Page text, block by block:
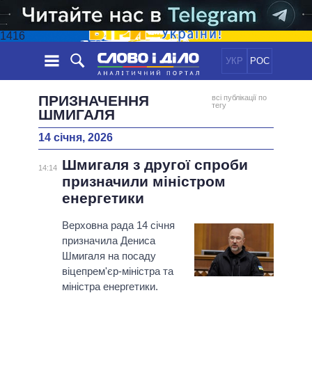
1416
УКР РОС
НОВИНИ
СТРІЧКА
ПОДІЇ
СТАТТІ
ДУМКИ
ДАЙДЖЕСТИ
ПОЛІТИКА
ЕКОНОМІКА
СУСПІЛЬСТВО
ОБIЦЯНКИ
ПОЛIТИКИ
УСІ ПОЛІТИКИ
ВЕРХОВНА РАДА
КАБІНЕТ МІНІСТРІВ
ГОЛОВИ ОБЛАДМІНІСТРАЦІЙ
МЕРИ МІСТ
ІНФОГРАФІКА
ВІДЕО
ПІДТРИМАТИ
ПОРІВНЯННЯ ПОЛІТИКІВ
ПРИЗНАЧЕННЯ
ШМИГАЛЯ
всі публікації по
тегу
14 січня, 2026
14:14
Шмигаля з другої спроби
призначили міністром
енергетики
Верховна рада 14 січня
призначила Дениса
Шмигаля на посаду
віцепрем'єр-міністра та
міністра енергетики.